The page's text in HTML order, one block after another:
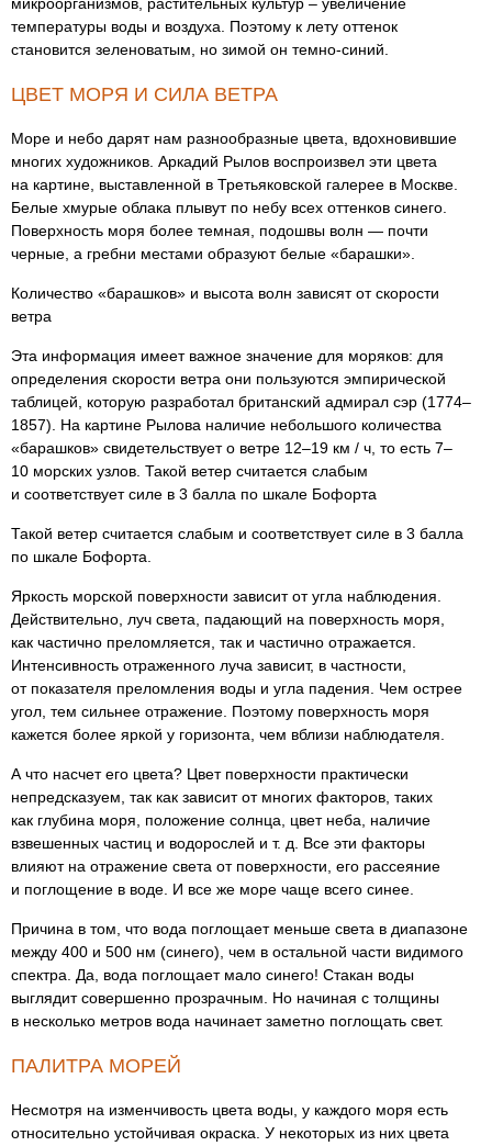
температуры воды и воздуха. Поэтому к лету оттенок
становится зеленоватым, но зимой он темно-синий.
ЦВЕТ МОРЯ И СИЛА ВЕТРА
Море и небо дарят нам разнообразные цвета, вдохновившие
многих художников. Аркадий Рылов воспроизвел эти цвета
на картине, выставленной в Третьяковской галерее в Москве.
Белые хмурые облака плывут по небу всех оттенков синего.
Поверхность моря более темная, подошвы волн — почти
черные, а гребни местами образуют белые «барашки».
Количество «барашков» и высота волн зависят от скорости
ветра
Эта информация имеет важное значение для моряков: для
определения скорости ветра они пользуются эмпирической
таблицей, которую разработал британский адмирал сэр (1774–
1857). На картине Рылова наличие небольшого количества
«барашков» свидетельствует о ветре 12–19 км / ч, то есть 7–
10 морских узлов. Такой ветер считается слабым
и соответствует силе в 3 балла по шкале Бофорта
Такой ветер считается слабым и соответствует силе в 3 балла
по шкале Бофорта.
Яркость морской поверхности зависит от угла наблюдения.
Действительно, луч света, падающий на поверхность моря,
как частично преломляется, так и частично отражается.
Интенсивность отраженного луча зависит, в частности,
от показателя преломления воды и угла падения. Чем острее
угол, тем сильнее отражение. Поэтому поверхность моря
кажется более яркой у горизонта, чем вблизи наблюдателя.
А что насчет его цвета? Цвет поверхности практически
непредсказуем, так как зависит от многих факторов, таких
как глубина моря, положение солнца, цвет неба, наличие
взвешенных частиц и водорослей и т. д. Все эти факторы
влияют на отражение света от поверхности, его рассеяние
и поглощение в воде. И все же море чаще всего синее.
Причина в том, что вода поглощает меньше света в диапазоне
между 400 и 500 нм (синего), чем в остальной части видимого
спектра. Да, вода поглощает мало синего! Стакан воды
выглядит совершенно прозрачным. Но начиная с толщины
в несколько метров вода начинает заметно поглощать свет.
ПАЛИТРА МОРЕЙ
Несмотря на изменчивость цвета воды, у каждого моря есть
относительно устойчивая окраска. У некоторых из них цвета